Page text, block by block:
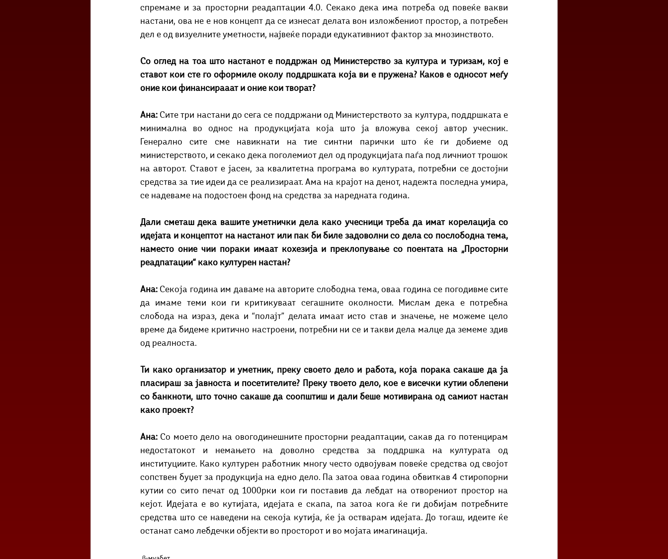
спремаме и за просторни реадаптации 4.0. Секако дека има потреба од повеќе вакви
настани, ова не е нов концепт да се изнесат делата вон изложбениот простор, а потребен
дел е од визуелните уметности, највеќе поради едукативниот фактор за мнозинството.
Со оглед на тоа што настанот е поддржан од Министерство за култура и туризам, кој е
ставот кои сте го оформиле околу поддршката која ви е пружена? Каков е односот меѓу
оние кои финансирааат и оние кои творат?
Ана: Сите три настани до сега се поддржани од Министерството за култура, поддршката е
минимална во однос на продукцијата која што ја вложува секој автор учесник.
Генерално сите сме навикнати на тие синтни парички што ќе ги добиеме од
министерството, и секако дека поголемиот дел од продукцијата паѓа под личниот трошок
на авторот. Ставот е јасен, за квалитетна програма во културата, потребни се достојни
средства за тие идеи да се реализираат. Ама на крајот на денот, надежта последна умира,
се надеваме на подостоен фонд на средства за наредната година.
Дали сметаш дека вашите уметнички дела како учесници треба да имат корелација со
идејата и концептот на настанот или пак би биле задоволни со дела со послободна тема,
наместо оние чии пораки имаат кохезија и преклопување со поентата на „Просторни
реадпатации“ како културен настан?
Ана: Секоја година им даваме на авторите слободна тема, оваа година се погодивме сите
да имаме теми кои ги критикуваат сегашните околности. Мислам дека е потребна
слобода на израз, дека и “полајт” делата имаат исто став и значење, не можеме цело
време да бидеме критично настроени, потребни ни се и такви дела малце да земеме здив
од реалноста.
Ти како организатор и уметник, преку своето дело и работа, која порака сакаше да ја
пласираш за јавноста и посетителите? Преку твоето дело, кое е висечки кутии облепени
со банкноти, што точно сакаше да соопштиш и дали беше мотивирана од самиот настан
како проект?
Ана: Со моето дело на овогодинешните просторни реадаптации, сакав да го потенцирам
недостатокот и немањето на доволно средства за поддршка на културата од
институциите. Како културен работник многу често одвојувам повеќе средства од својот
сопствен буџет за продукција на едно дело. Па затоа оваа година обвиткав 4 стиропорни
кутии со сито печат од 1000рки кои ги поставив да лебдат на отворениот простор на
кејот. Идејата е во кутијата, идејата е скапа, па затоа кога ќе ги добијам потребните
средства што се наведени на секоја кутија, ќе ја остварам идејата. До тогаш, идеите ќе
останат само лебдечки објекти во просторот и во мојата имагинација.